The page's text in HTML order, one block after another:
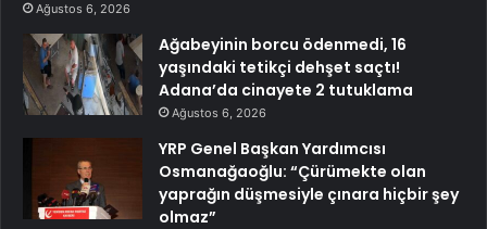
Ağustos 6, 2026
Ağabeyinin borcu ödenmedi, 16
yaşındaki tetikçi dehşet saçtı!
Adana’da cinayete 2 tutuklama
Ağustos 6, 2026
YRP Genel Başkan Yardımcısı
Osmanağaoğlu: “Çürümekte olan
yaprağın düşmesiyle çınara hiçbir şey
olmaz”